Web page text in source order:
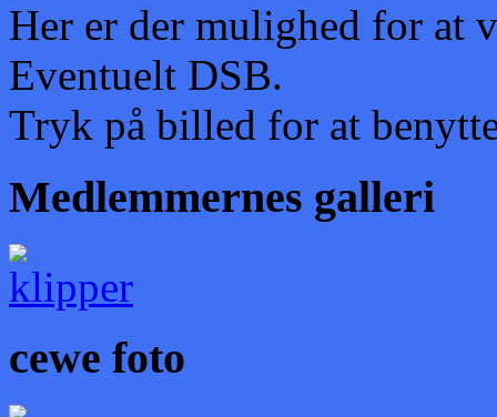
Her er der mulighed for at
Eventuelt DSB.
Tryk på billed for at
Medlemmernes galleri
cewe foto